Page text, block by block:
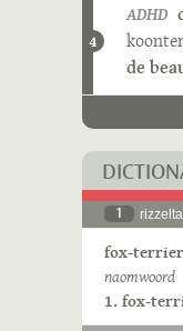
4
ADHD
de
1
fox-terrier
naomwoord
1. fox-